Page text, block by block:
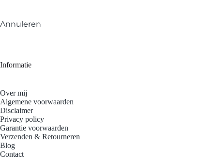
Annuleren
Informatie
Over mij
Algemene voorwaarden
Disclaimer
Privacy policy
Garantie voorwaarden
Verzenden & Retourneren
Blog
Contact